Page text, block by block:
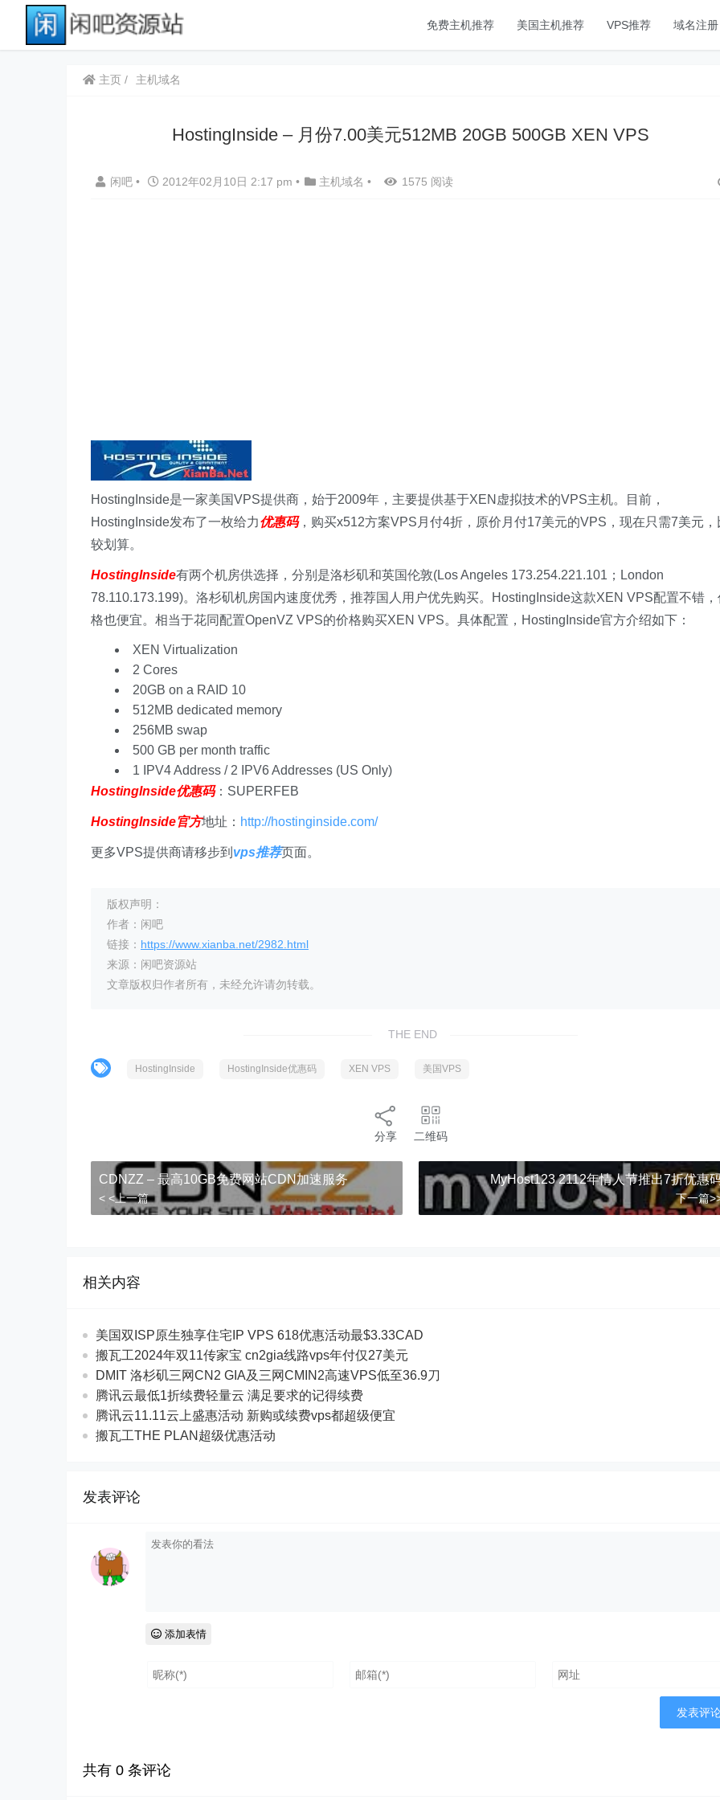
免费主机推荐 美国主机推荐 VPS推荐 域名注册
主页 主机域名
HostingInside – 月份7.00美元512MB 20GB 500GB XEN VPS
闲吧 • 2012年02月10日 2:17 pm • 主机域名 • 1575 阅读
HostingInside是一家美国VPS提供商，始于2009年，主要提供基于XEN虚拟技术的VPS主机。目前，
HostingInside发布了一枚给力优惠码，购买x512方案VPS月付4折，原价月付17美元的VPS，现在只需7美元，
较划算。
HostingInside有两个机房供选择，分别是洛杉矶和英国伦敦(Los Angeles 173.254.221.101；London
78.110.173.199)。洛杉矶机房国内速度优秀，推荐国人用户优先购买。HostingInside这款XEN VPS配置不错，
格也便宜。相当于花同配置OpenVZ VPS的价格购买XEN VPS。具体配置，HostingInside官方介绍如下：
XEN Virtualization
2 Cores
20GB on a RAID 10
512MB dedicated memory
256MB swap
500 GB per month traffic
1 IPV4 Address / 2 IPV6 Addresses (US Only)
HostingInside优惠码：SUPERFEB
HostingInside官方地址： http://hostinginside.com/
更多VPS提供商请移步到 vps推荐页面。
版权声明：
作者：闲吧
链接： https://www.xianba.net/2982.html
来源：闲吧资源站
文章版权归作者所有，未经允许请勿转载。
THE END
HostingInside HostingInside优惠码 XEN VPS 美国VPS
分享 二维码
CDNZZ – 最高10GB免费网站CDN加速服务
< <上一篇
MyHost123 2112年情人节推出7折优惠
下一篇
相关内容
美国双ISP原生独享住宅IP VPS 618优惠活动最$3.33CAD
搬瓦工2024年双11传家宝 cn2gia线路vps年付仅27美元
DMIT 洛杉矶三网CN2 GIA及三网CMIN2高速VPS低至36.9刀
腾讯云最低1折续费轻量云 满足要求的记得续费
腾讯云11.11云上盛惠活动 新购或续费vps都超级便宜
搬瓦工THE PLAN超级优惠活动
发表评论
添加表情
共有 0 条评论